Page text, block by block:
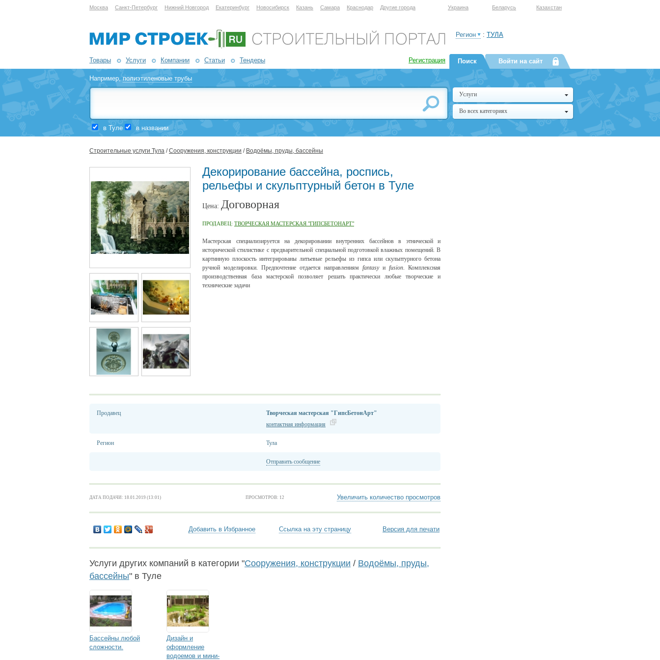
Москва Санкт-Петербург Нижний Новгород Екатеринбург Новосибирск Казань Самара Краснодар Другие города Украина Беларусь Казахстан
Товары Услуги Компании Статьи Тендеры Регистрация
Регион : ТУЛА
Например,полиэтиленовые трубы
в Туле в названии
Поиск Войти на сайт
Услуги
Во всех категориях
Строительные услуги Тула /Сооружения, конструкции / Водоёмы, пруды, бассейны
Декорирование бассейна, роспись,
рельефы и скульптурный бетон в Туле
Цена: Договорная
ПРОДАВЕЦ: ТВОРЧЕСКАЯ МАСТЕРСКАЯ "ГИПСБЕТОНАРТ"
Мастерская специализируется на декорировании внутренних бассейнов в этнической и
исторической стилистике с предварительной специальной подготовкой влажных помещений. В
картинную плоскость интегрированы литьевые рельефы из гипса или скульптурного бетона
ручной моделировки. Предпочтение отдается направлениям fantasyи fusion. Комплексная
производственная база мастерской позволяет решать практически любые творческие и
технические задачи
Продавец
Творческая мастерская "ГипсБетонАрт"
контактная информация
Регион Тула
Отправить сообщение
ДАТА ПОДАЧИ: 18.01.2019 (13:01) ПРОСМОТРОВ: 12 Увеличить количество просмотров
Добавить в Избранное Ссылка на эту страницу Версия для печати
Услуги других компаний в категории "Сооружения, конструкции / Водоёмы, пруды,
бассейны" в Туле
Бассейны любой
сложности.
Дизайн и
оформление
водоемов и мини-